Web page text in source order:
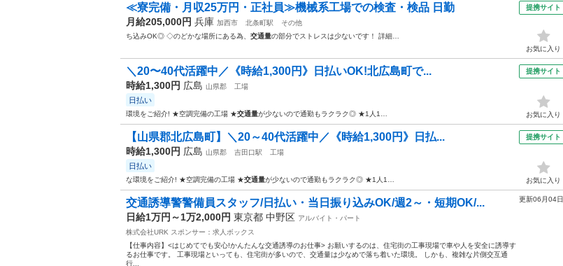
≪寮完備・月収25万円・正社員≫機械系工場での検査・検品 日勤
月給205,000円 兵庫 加西市 北条町駅
その他
ち込みOK◎ ◇のどかな場所にある為、 交通量の部分でストレスは少ないです！ 詳細…
提携サイト
お気に入り
＼20〜40代活躍中／《時給1,300円》日払いOK!北広島町で...
時給1,300円 広島 山県郡 工場
日払い
環境をご紹介! ★空調完備の工場 ★交通量が少ないので通勤もラクラク◎ ★1人1…
提携サイト
お気に入り
【山県郡北広島町】＼20～40代活躍中／《時給1,300円》日払...
時給1,300円 広島 山県郡 吉田口駅 工場
日払い
な環境をご紹介! ★空調完備の工場 ★交通量が少ないので通勤もラクラク◎ ★1人1…
提携サイト
お気に入り
交通誘導警警備員スタッフ/日払い・当日振り込みOK/週2～・短期OK/...
日給1万円～1万2,000円 東京都 中野区 アルバイト・パート
株式会社URK スポンサー：求人ボックス
【仕事内容】<はじめてでも安心!かんたんな交通誘導のお仕事> お願いするのは、住宅街の工事現場で車や人を安全に誘導す
るお仕事です。 工事現場といっても、住宅街が多いので、交通量は少なめで落ち着いた環境。 しかも、複雑な片側交互通
行...
更新06月04日